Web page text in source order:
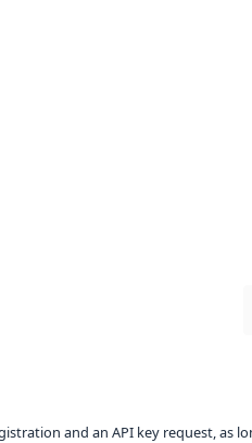
and an API key request, as